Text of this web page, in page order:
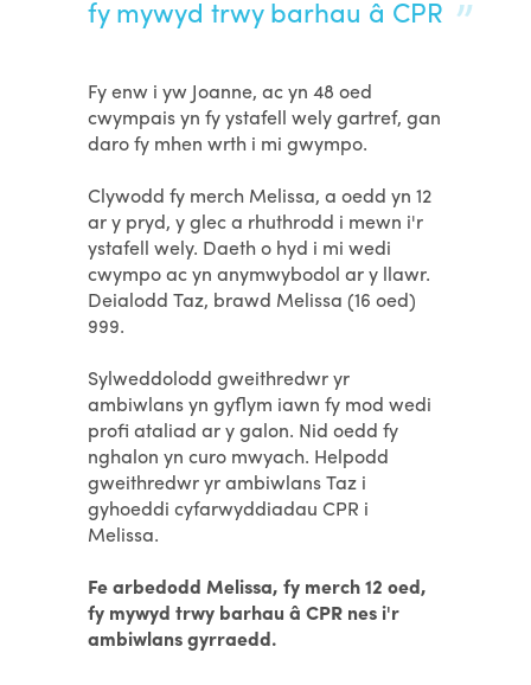
fy mywyd trwy barhau â CPR
Fy enw i yw Joanne, ac yn 48 oed
cwympais yn fy ystafell wely gartref, gan
daro fy mhen wrth i mi gwympo.
Clywodd fy merch Melissa, a oedd yn 12
ar y pryd, y glec a rhuthrodd i mewn i'r
ystafell wely. Daeth o hyd i mi wedi
cwympo ac yn anymwybodol ar y llawr.
Deialodd Taz, brawd Melissa (16 oed)
999.
Sylweddolodd gweithredwr yr
ambiwlans yn gyflym iawn fy mod wedi
profi ataliad ar y galon. Nid oedd fy
nghalon yn curo mwyach. Helpodd
gweithredwr yr ambiwlans Taz i
gyhoeddi cyfarwyddiadau CPR i
Melissa.
Fe arbedodd Melissa, fy merch 12 oed,
fy mywyd trwy barhau â CPR nes i'r
ambiwlans gyrraedd.